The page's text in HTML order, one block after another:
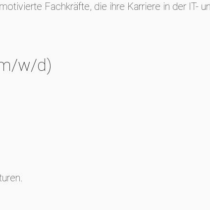
Fachkräfte, die ihre Karriere in der IT-
w/d)